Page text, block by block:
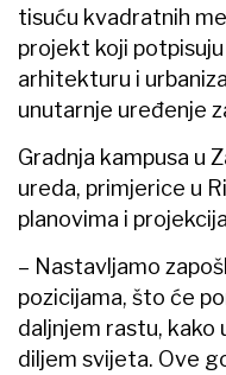
tisuću kvadratnih
projekt koji
arhitekturu i
unutarnje uređenje
Gradnja kampusa u
ureda, primjerice u
planovima i
– Nastavljamo
pozicijama, što će
daljnjem rastu, kako
diljem svijeta. Ove